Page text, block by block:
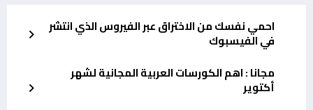
احمي نفسك من الاختراق عبر الفيروس الذي انتشر
في الفيسبوك
مجانا : اهم الكورسات العربية المجانية لشهر
أكتوير